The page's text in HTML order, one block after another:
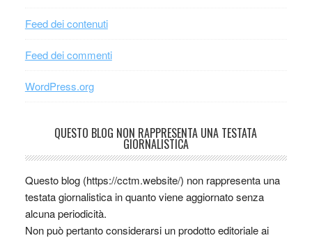
Feed dei contenuti
Feed dei commenti
WordPress.org
QUESTO BLOG NON RAPPRESENTA UNA TESTATA
GIORNALISTICA
Questo blog (https://cctm.website/) non rappresenta una
testata giornalistica in quanto viene aggiornato senza
alcuna periodicità.
Non può pertanto considerarsi un prodotto editoriale ai